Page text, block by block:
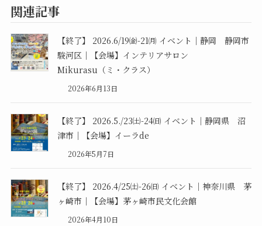
関連記事
【終了】 2026.6/19㈮-21㈪ イベント｜静岡 静岡市
駿河区｜【会場】インテリアサロン
Mikurasu（ミ・クラス）
2026年6月13日
【終了】 2026.5./23㈯-24㈰ イベント｜静岡県 沼
津市｜【会場】イーラde
2026年5月7日
【終了】 2026.4/25㈯-26㈰ イベント｜神奈川県 茅
ヶ崎市｜【会場】茅ヶ崎市民文化会館
2026年4月10日